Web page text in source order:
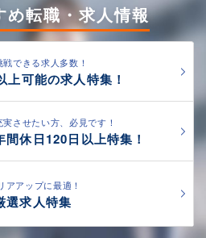
め転職・求人情報
できる求人多数！
上可能の求人特集！
させたい方、必見です！
休日120日以上特集！
アップに最適！
選求人特集